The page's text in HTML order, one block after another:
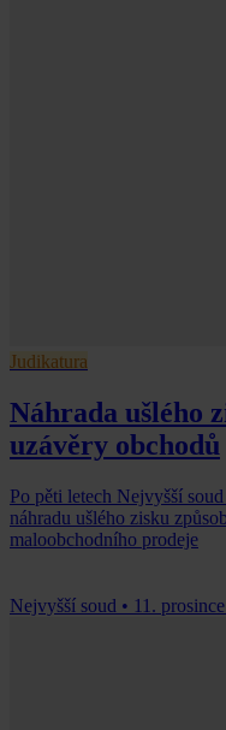
Judikatura
Náhrada ušlého
uzávěry obchodů
Po pěti letech Nejvyšší
náhradu ušlého zisku
maloobchodního prodeje
Nejvyšší soud • 11.